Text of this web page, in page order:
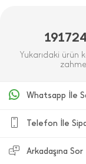
Yukarıdaki ürün
Whatsapp İle
Telefon İle
Arkadaşına Sor